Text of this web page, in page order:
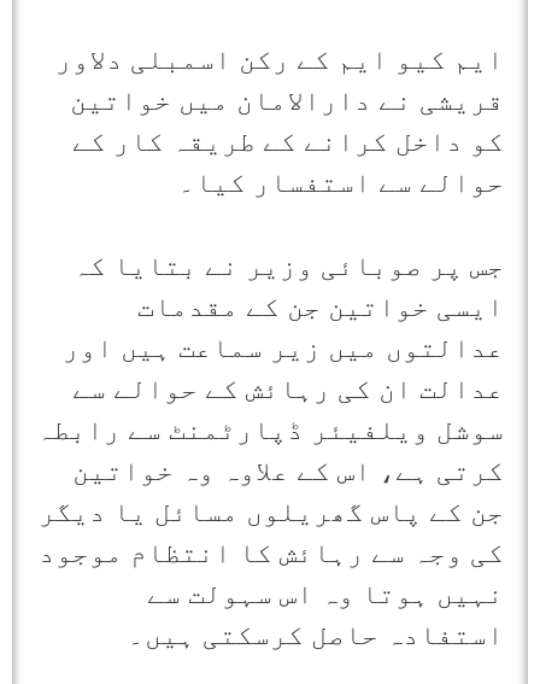
ایم کیو ایم کے رکن اسمبلی دلاور
قریشی نے دارالامان میں خواتین
کو داخل کرانے کے طریقہ کار کے
حوالے سے استفسار کیا۔
جس پر صوبائی وزیر نے بتایا کہ
ایسی خواتین جن کے مقدمات
عدالتوں میں زیر سماعت ہیں اور
عدالت ان کی رہائش کے حوالے سے
سوشل ویلفیئر ڈپارٹمنٹ سے رابطہ
کرتی ہے، اس کے علاوہ وہ خواتین
جن کے پاس گھریلوں مسائل یا دیگر
کی وجہ سے رہائش کا انتظام موجود
نہیں ہوتا وہ اس سہولت سے
استفادہ حاصل کرسکتی ہیں۔